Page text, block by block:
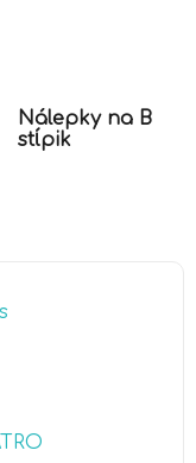
Nálepky na B
stĺpik